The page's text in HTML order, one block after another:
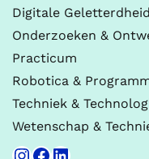
Digitale Geletterdheid
Onderzoeken &
Practicum
Robotica &
Techniek &
Wetenschap &
Instagram
Facebook
LinkedIn